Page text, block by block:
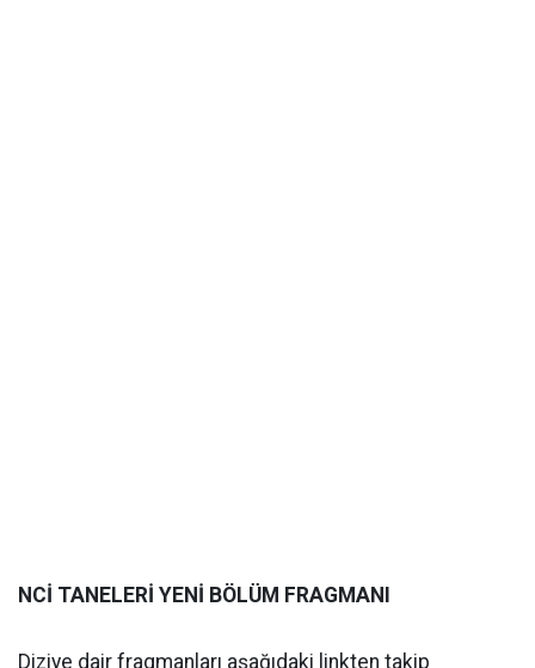
NCİ TANELERİ YENİ BÖLÜM FRAGMANI
Diziye dair fragmanları aşağıdaki linkten takip